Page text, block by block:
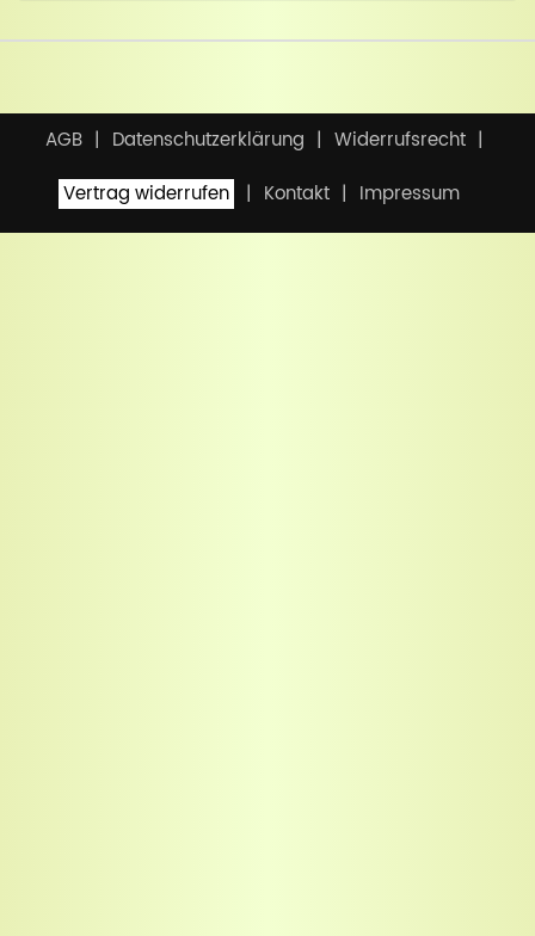
AGB Datenschutzerklärung
Widerrufsrecht
Vertrag widerrufen
Kontakt Impressum